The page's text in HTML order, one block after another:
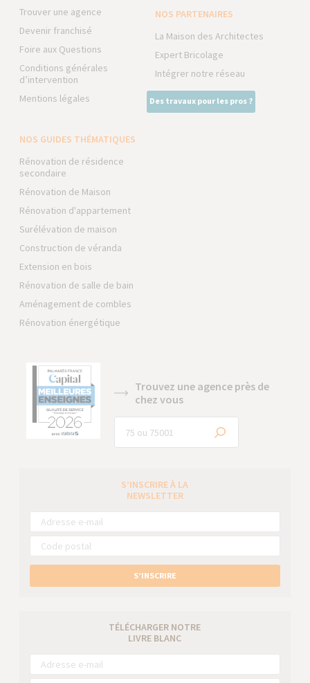
Trouver une agence
Devenir franchisé
Foire aux Questions
Conditions générales
d’intervention
Mentions légales
NOS PARTENAIRES
La Maison des Architectes
Expert Bricolage
Intégrer notre réseau
Des travaux pour les pros ?
NOS GUIDES THÉMATIQUES
Rénovation de résidence
secondaire
Rénovation de Maison
Rénovation d'appartement
Surélévation de maison
Construction de véranda
Extension en bois
Rénovation de salle de bain
Aménagement de combles
Rénovation énergétique
Trouvez une agence près de
chez vous
S’INSCRIRE À LA
NEWSLETTER
S’INSCRIRE
TÉLÉCHARGER NOTRE
LIVRE BLANC